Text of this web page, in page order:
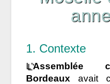
1. Contexte
L’Assemblée
Bordeaux avait